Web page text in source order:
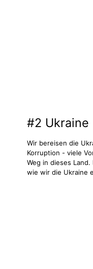
#2 Ukraine
Wir bereisen die
Korruption - viele
Weg in dieses
wie wir die Ukraine